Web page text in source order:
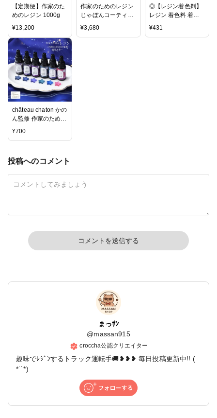
【定期便】作家のた
めのレジン 1000g
¥13,200
作家のためのレジン
じゃぼんコーティン
グ どぼん液 200ml
遮光ケース付き
¥3,680
◎【レジン着色剤】
レジン 着色料 着色
剤 着色 10ml 宝石の
¥431
château chaton かの
ん監修 作家のための
レジン 「着色剤 濃
¥700
投稿へのコメント
コメントを送信する
まっｻﾝ
@massan915
croccha公認クリエイター
趣味でﾚｼﾞﾝするトラック運転手🚚❥❥❥ 毎日投稿更新中!! (
*˙˙*)